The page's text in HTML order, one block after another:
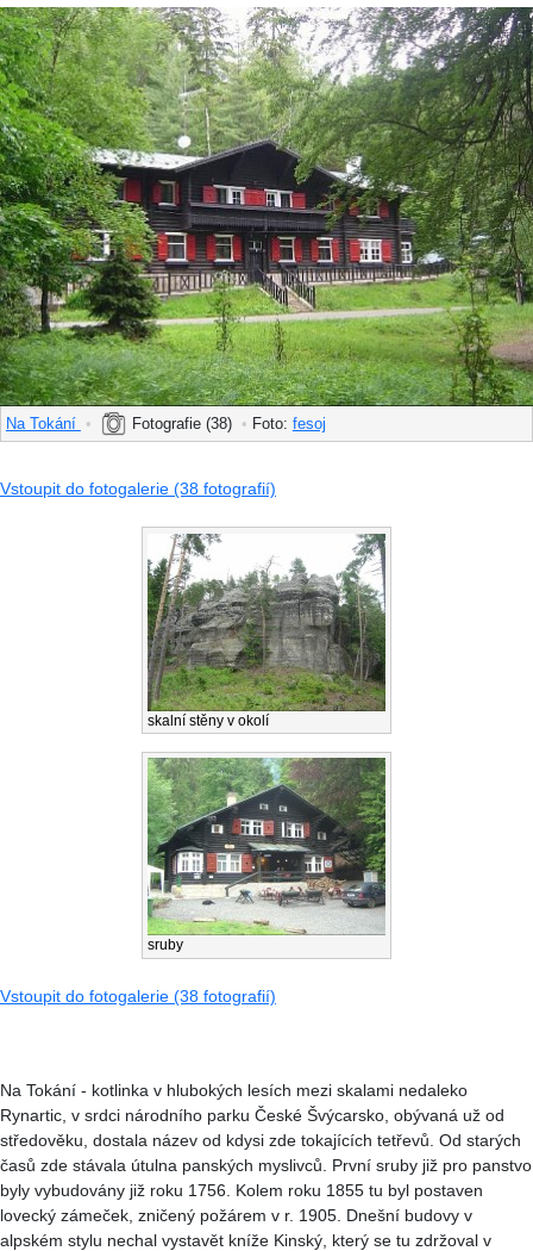
Na Tokání • Fotografie (38) • Foto: fesoj
Vstoupit do fotogalerie (38 fotografií)
skalní stěny v okolí
sruby
Vstoupit do fotogalerie (38 fotografií)
Na Tokání - kotlinka v hlubokých lesích mezi skalami nedaleko
Rynartic, v srdci národního parku České Švýcarsko, obývaná už od
středověku, dostala název od kdysi zde tokajících tetřevů. Od starých
časů zde stávala útulna panských myslivců. První sruby již pro panstvo
byly vybudovány již roku 1756. Kolem roku 1855 tu byl postaven
lovecký zámeček, zničený požárem v r. 1905. Dnešní budovy v
alpském stylu nechal vystavět kníže Kinský, který se tu zdržoval v